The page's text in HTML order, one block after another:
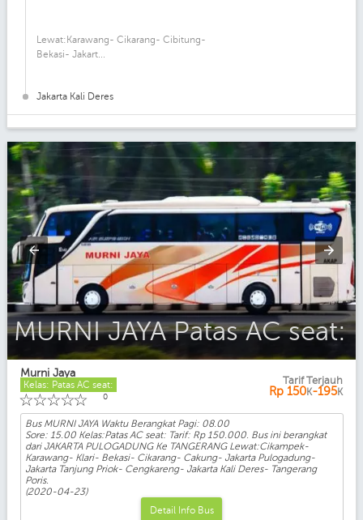
Lewat:Karawang- Cikarang- Cibitung-
Bekasi- Jakart...
Jakarta Kali Deres
MURNI JAYA Patas AC seat:
Murni Jaya
Kelas: Patas AC seat:
☆
☆
☆
☆
☆ 0
Tarif Terjauh
Rp 150K-195K
Bus MURNI JAYA Waktu Berangkat Pagi: 08.00
Sore: 15.00 Kelas:Patas AC seat: Tarif: Rp 150.000. Bus ini berangkat
dari JAKARTA PULOGADUNG Ke TANGERANG Lewat:Cikampek-
Karawang- Klari- Bekasi- Cikarang- Cakung- Jakarta Pulogadung-
Jakarta Tanjung Priok- Cengkareng- Jakarta Kali Deres- Tangerang
Poris.
(2020-04-23)
Detail Info Bus